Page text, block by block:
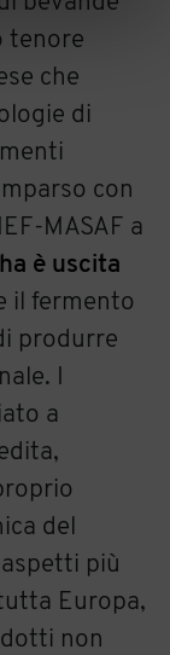
tenore
che
di
con
MASAF a
è uscita
il fermento
produrre
I
a
del
più
Europa,
non